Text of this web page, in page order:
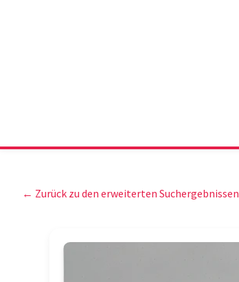
← Zurück zu den erweiterten Suchergebnissen